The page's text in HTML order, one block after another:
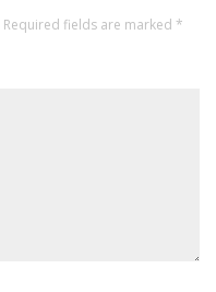
Required fields are marked *